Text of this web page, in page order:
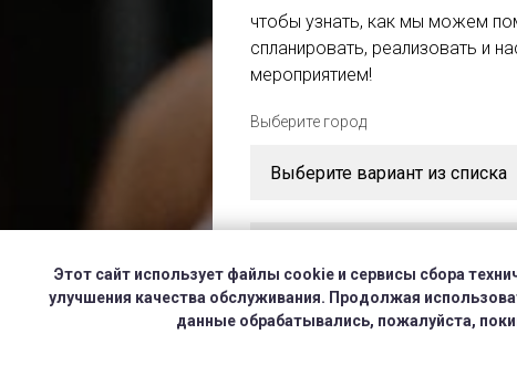
Этот сайт использует файлы cookie и сервисы сбора
улучшения качества обслуживания. Продолжая
данные обрабатывались, пожалуйста,
чтобы узнать, как мы можем
спланировать, реализовать и
мероприятием!
Выберите город